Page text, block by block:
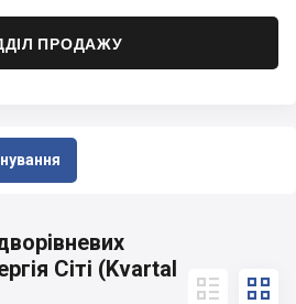
ПРОДАЖУ
Сіті (Kvartal
 